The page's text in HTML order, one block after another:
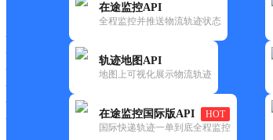
在途监控API
全程监控并推送物流轨迹状态
轨迹地图API
地图上可视化展示物流轨迹
在途监控国际版API
HOT
国际快递轨迹一单到底全程监控